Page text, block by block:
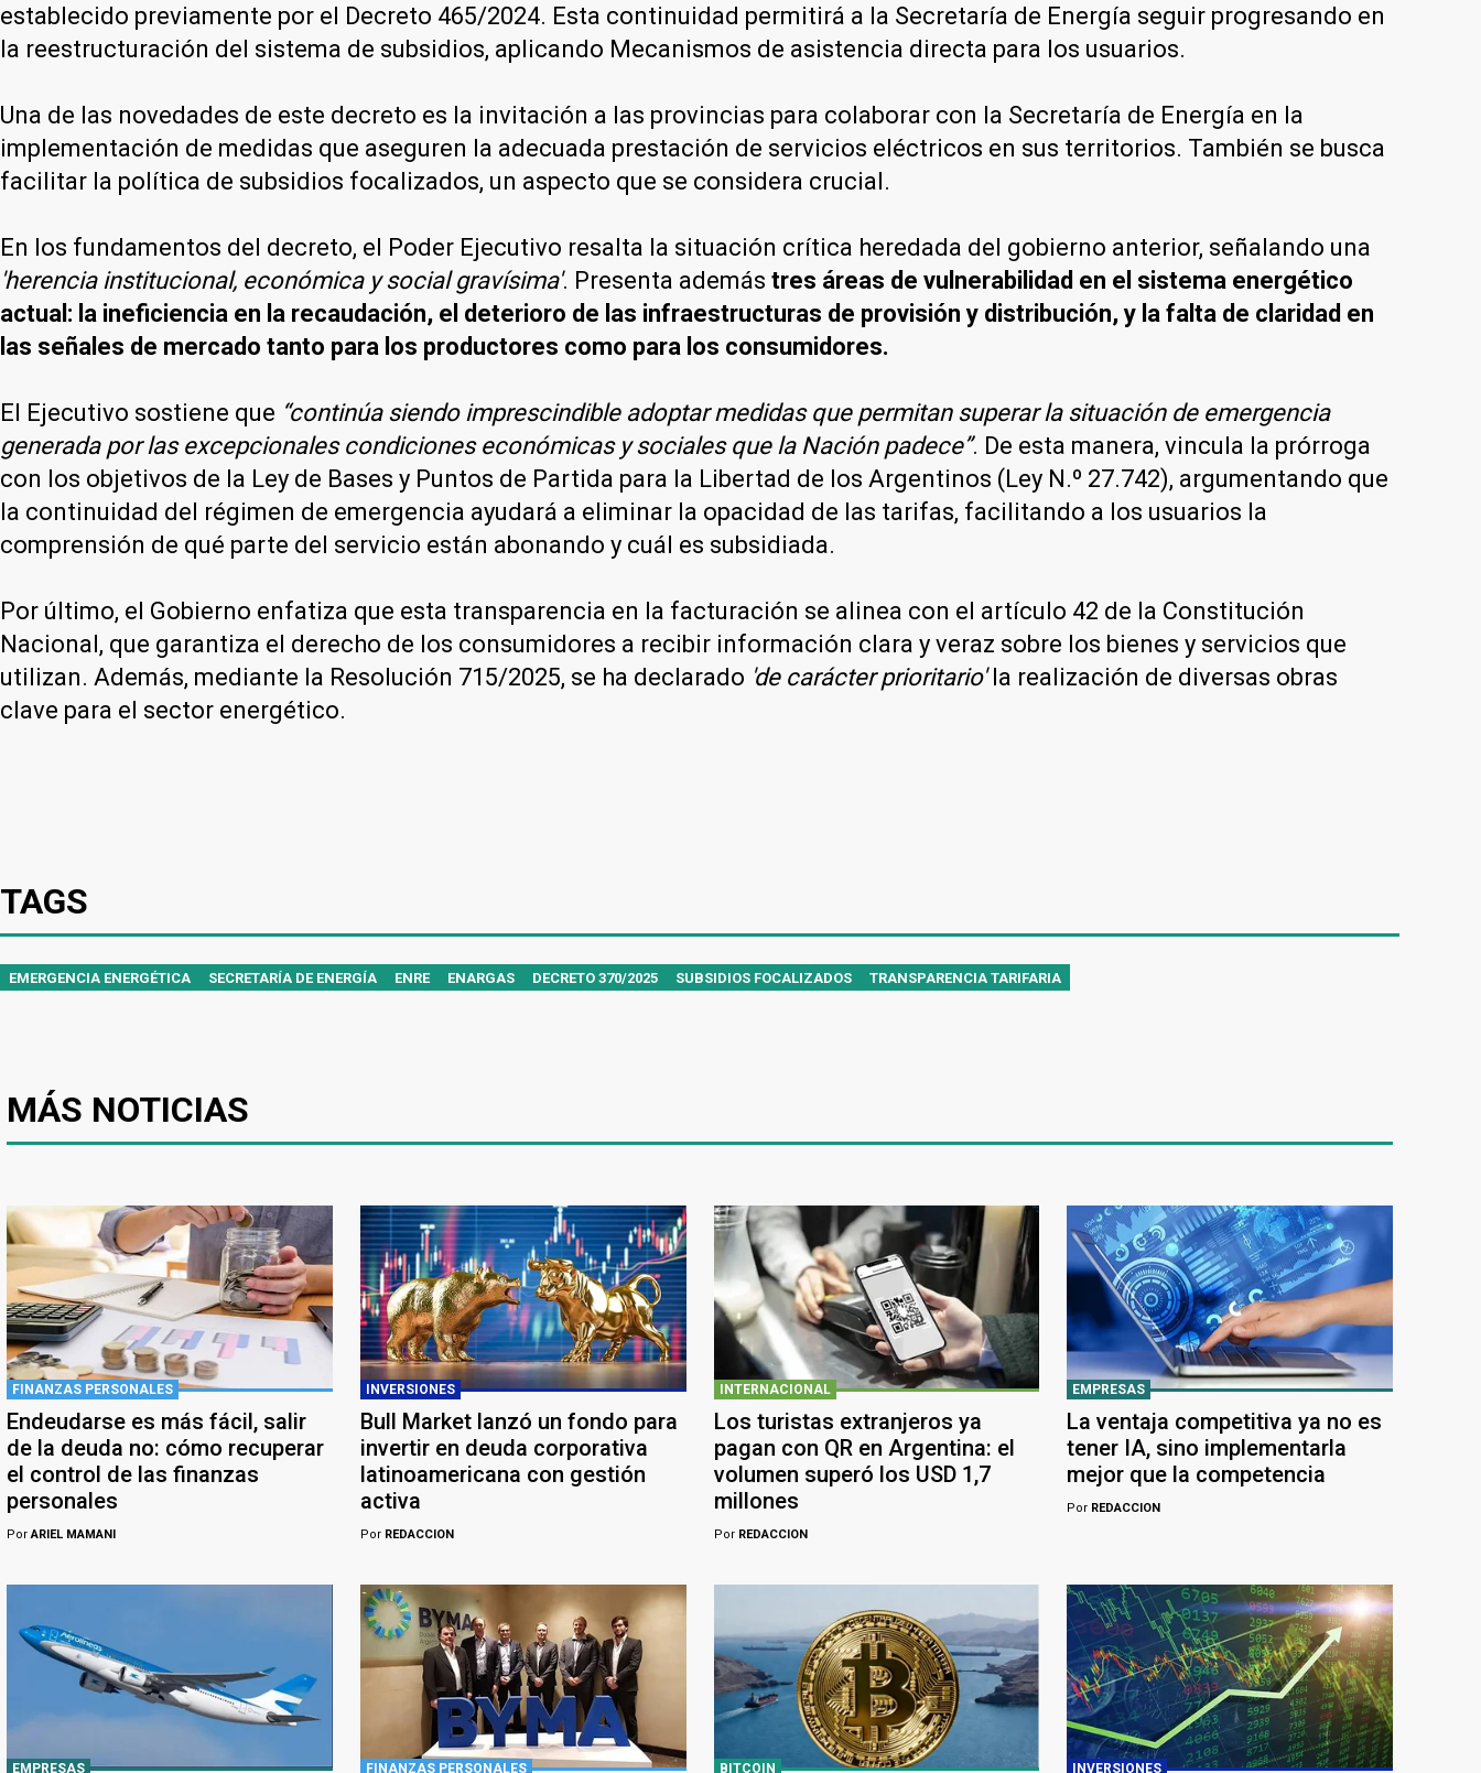
establecido previamente por el Decreto 465/2024. Esta continuidad permitirá a la Secretaría de Energía seguir progresando en
la reestructuración del sistema de subsidios, aplicando Mecanismos de asistencia directa para los usuarios.
Una de las novedades de este decreto es la invitación a las provincias para colaborar con la Secretaría de Energía en la
implementación de medidas que aseguren la adecuada prestación de servicios eléctricos en sus territorios. También se busca
facilitar la política de subsidios focalizados, un aspecto que se considera crucial.
En los fundamentos del decreto, el Poder Ejecutivo resalta la situación crítica heredada del gobierno anterior, señalando una
'herencia institucional, económica y social gravísima'. Presenta además tres áreas de vulnerabilidad en el sistema energético
actual: la ineficiencia en la recaudación, el deterioro de las infraestructuras de provisión y distribución, y la falta de claridad en
las señales de mercado tanto para los productores como para los consumidores.
El Ejecutivo sostiene que “continúa siendo imprescindible adoptar medidas que permitan superar la situación de emergencia
generada por las excepcionales condiciones económicas y sociales que la Nación padece”. De esta manera, vincula la prórroga
con los objetivos de la Ley de Bases y Puntos de Partida para la Libertad de los Argentinos (Ley N.º 27.742), argumentando que
la continuidad del régimen de emergencia ayudará a eliminar la opacidad de las tarifas, facilitando a los usuarios la
comprensión de qué parte del servicio están abonando y cuál es subsidiada.
Por último, el Gobierno enfatiza que esta transparencia en la facturación se alinea con el artículo 42 de la Constitución
Nacional, que garantiza el derecho de los consumidores a recibir información clara y veraz sobre los bienes y servicios que
utilizan. Además, mediante la Resolución 715/2025, se ha declarado 'de carácter prioritario'la realización de diversas obras
clave para el sector energético.
TAGS
EMERGENCIA ENERGÉTICA SECRETARÍA DE ENERGÍA ENRE ENARGAS DECRETO 370/2025 SUBSIDIOS FOCALIZADOS TRANSPARENCIA TARIFARIA
MÁS NOTICIAS
FINANZAS PERSONALES
Endeudarse es más fácil, salir
de la deuda no: cómo recuperar
el control de las finanzas
personales
PorARIEL MAMANI
INVERSIONES
Bull Market lanzó un fondo para
invertir en deuda corporativa
latinoamericana con gestión
activa
PorREDACCION
INTERNACIONAL
Los turistas extranjeros ya
pagan con QR en Argentina: el
volumen superó los USD 1,7
millones
PorREDACCION
EMPRESAS
La ventaja competitiva ya no es
tener IA, sino implementarla
mejor que la competencia
Por REDACCION
EMPRESAS FINANZAS PERSONALES BITCOIN INVERSIONES